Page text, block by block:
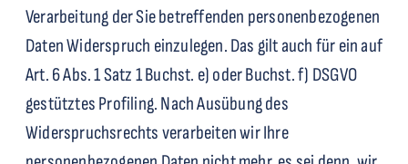
Verarbeitung der Sie betreffenden personenbezogenen
Daten Widerspruch einzulegen. Das gilt auch für ein auf
Art. 6 Abs. 1 Satz 1 Buchst. e) oder Buchst. f) DSGVO
gestütztes Profiling. Nach Ausübung des
Widerspruchsrechts verarbeiten wir Ihre